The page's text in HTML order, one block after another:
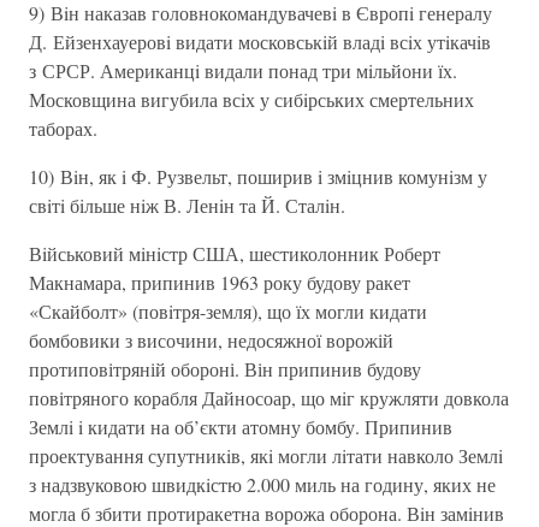
9) Вiн наказав головнокомандувачевi в Європi генералу
Д. Ейзенхауеровi видати московськiй владi всiх утiкачiв
з СРСР. Американцi видали понад три мiльйони їх.
Московщина вигубила всiх у сибiрських смертельних
таборах.
10) Вiн, як i Ф. Рузвельт, поширив i змiцнив комунiзм у
свiтi бiльше нiж В. Ленiн та Й. Сталiн.
Вiйськовий мiнiстр США, шестиколонник Роберт
Макнамара, припинив 1963 року будову ракет
«Скайболт» (повiтря-земля), що їх могли кидати
бомбовики з височини, недосяжної ворожій
протиповітряній обороні. Він припинив будову
повітряного корабля Дайносоар, що мiг кружляти довкола
Землi i кидати на об’єкти атомну бомбу. Припинив
проектування супутникiв, якi могли лiтати навколо Землi
з надзвуковою швидкiстю 2.000 миль на годину, яких не
могла б збити протиракетна ворожа оборона. Вiн замiнив